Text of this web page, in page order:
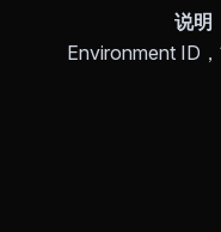
说明
Environment ID